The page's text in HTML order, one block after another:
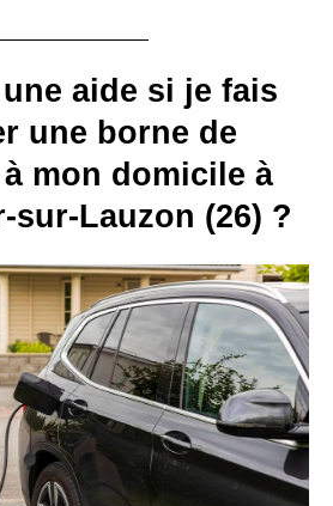
aide si je fais
une borne de
mon domicile à
sur-Lauzon (26) ?